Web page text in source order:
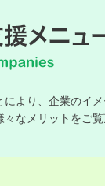
より、企業のイ
なメリットをご